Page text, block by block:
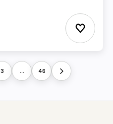
Ajouter
3 ... 46 Next